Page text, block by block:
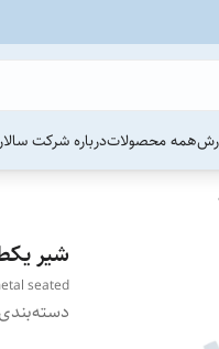
همه محصولاتدرباره شرکت
شیر
seated
دسته‌بندی